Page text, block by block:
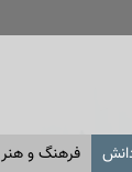
فرهنگ و هنر